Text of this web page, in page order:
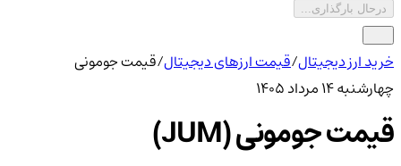
درحال بارگذاری...
خرید ارز دیجیتال/قیمت ارزهای دیجیتال/قیمت جومونی
چهارشنبه ۱۴ مرداد ۱۴۰۵
قیمت جومونی (JUM)